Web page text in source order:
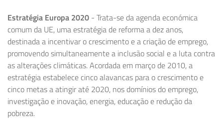
Estratégia Europa 2020 - Trata-se da agenda económica
comum da UE, uma estratégia de reforma a dez anos,
destinada a incentivar o crescimento e a criação de emprego,
promovendo simultaneamente a inclusão social e a luta contra
as alterações climáticas. Acordada em março de 2010, a
estratégia estabelece cinco alavancas para o crescimento e
cinco metas a atingir até 2020, nos domínios do emprego,
investigação e inovação, energia, educação e redução da
pobreza.